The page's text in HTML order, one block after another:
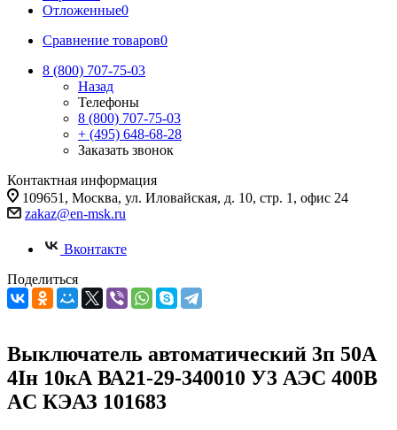
Отложенные0
Сравнение товаров0
8 (800) 707-75-03
Назад
Телефоны
8 (800) 707-75-03
+ (495) 648-68-28
Заказать звонок
Контактная информация
109651, Москва, ул. Иловайская, д. 10, стр. 1, офис 24
zakaz@en-msk.ru
Вконтакте
Поделиться
Выключатель автоматический 3п 50А
4Iн 10кА ВА21-29-340010 У3 АЭС 400В
AC КЭАЗ 101683